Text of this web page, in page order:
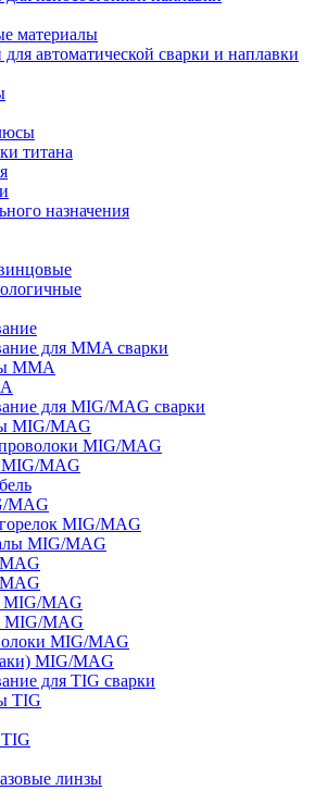
материалы
автоматической сварки и наплавки
титана
назначения
для MMA сварки
MMA
для MIG/MAG сварки
MIG/MAG
MIG/MAG
MIG/MAG
MAG
MIG/MAG
MIG/MAG
MIG/MAG
MIG/MAG
MIG/MAG
MIG/MAG
для TIG сварки
TIG
линзы